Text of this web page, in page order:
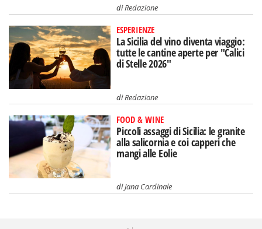
diRedazione
ESPERIENZE
La Sicilia del vino diventa viaggio:
tutte le cantine aperte per "Calici
di Stelle 2026"
diRedazione
FOOD & WINE
Piccoli assaggi di Sicilia: le granite
alla salicornia e coi capperi che
mangi alle Eolie
diJana Cardinale